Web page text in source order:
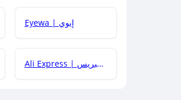
Eyewa | إيوي
Ali Express | علي إكسبريس